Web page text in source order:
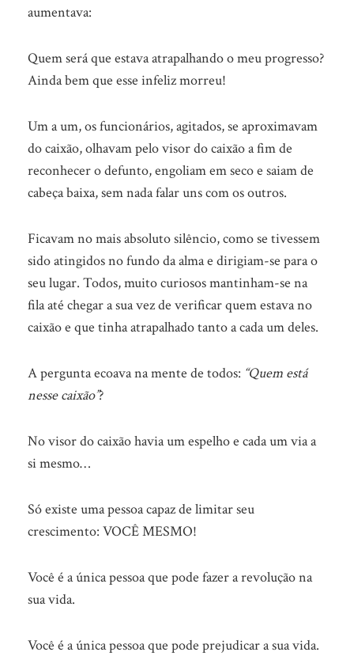
aumentava:
Quem será que estava atrapalhando o meu progresso?
Ainda bem que esse infeliz morreu!
Um a um, os funcionários, agitados, se aproximavam
do caixão, olhavam pelo visor do caixão a fim de
reconhecer o defunto, engoliam em seco e saiam de
cabeça baixa, sem nada falar uns com os outros.
Ficavam no mais absoluto silêncio, como se tivessem
sido atingidos no fundo da alma e dirigiam-se para o
seu lugar. Todos, muito curiosos mantinham-se na
fila até chegar a sua vez de verificar quem estava no
caixão e que tinha atrapalhado tanto a cada um deles.
A pergunta ecoava na mente de todos: “Quem está
nesse caixão”?
No visor do caixão havia um espelho e cada um via a
si mesmo…
Só existe uma pessoa capaz de limitar seu
crescimento: VOCÊ MESMO!
Você é a única pessoa que pode fazer a revolução na
sua vida.
Você é a única pessoa que pode prejudicar a sua vida.